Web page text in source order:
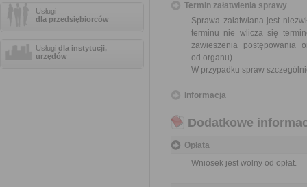
Usługi
dla przedsiębiorców
Usługi dla instytucji,
urzędów
Termin załatwienia sprawy
Sprawa załatwiana jest
terminu nie wlicza się
zawieszenia postępowania
od organu).
W przypadku spraw
Informacja
Dodatkowe
Opłata
Wniosek jest wolny od opłat.